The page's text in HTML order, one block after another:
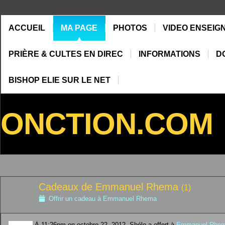
ACCUEIL MA PAGE PHOTOS VIDEO
PRIÈRE & CULTES EN DIREC INFORMATIONS
BISHOP ELIE SUR LE NET
ONCTION.COM
Cadeaux de Emmanuel Rhema (1)
Offrir un cadeau à Emmanuel Rhema